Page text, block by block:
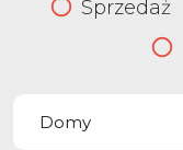
Sprzedaż